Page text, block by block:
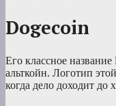
Dogecoin
Его классное
альткойн. Логотип
когда дело доходит